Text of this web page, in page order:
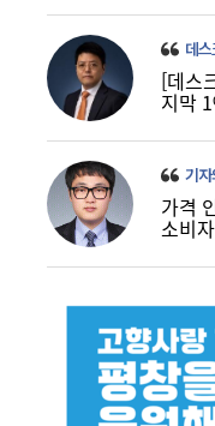
데
[데스
지막
기
가격
소비